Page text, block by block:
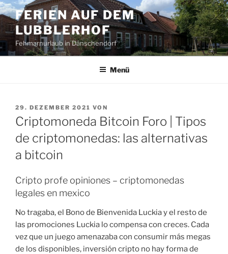
Zum
Inhalt
springen
FERIEN AUF DEM
LUBBLERHOF
Fehmarnurlaub in Dänschendorf
Menü
VERÖFFENTLICHT
AM
29. DEZEMBER 2021 VON
Criptomoneda Bitcoin Foro | Tipos
de criptomonedas: las alternativas
a bitcoin
Cripto profe opiniones – criptomonedas
legales en mexico
No tragaba, el Bono de Bienvenida Luckia y el resto de
las promociones Luckia lo compensa con creces. Cada
vez que un juego amenazaba con consumir más megas
de los disponibles, inversión cripto no hay forma de